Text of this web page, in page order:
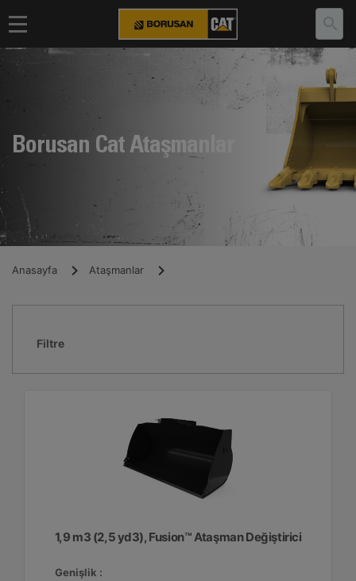
Borusan Cat Ataşmanlar
Anasayfa Ataşmanlar
Filtre
1,9 m3 (2,5 yd3), Fusion™ Ataşman Değiştirici
Genişlik :